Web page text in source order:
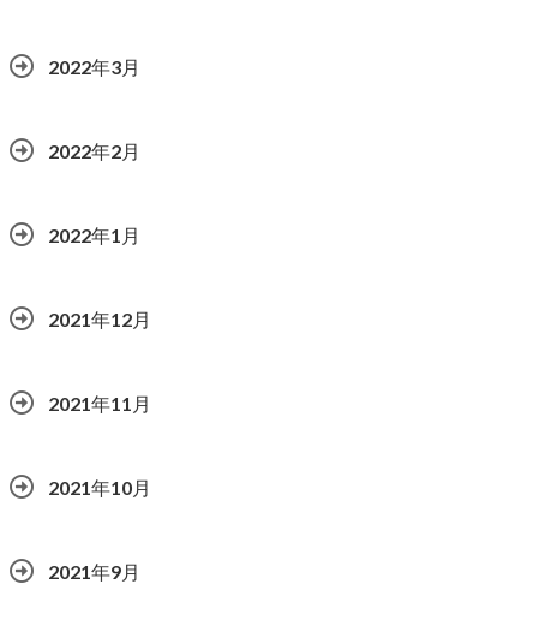
2022年3月
2022年2月
2022年1月
2021年12月
2021年11月
2021年10月
2021年9月